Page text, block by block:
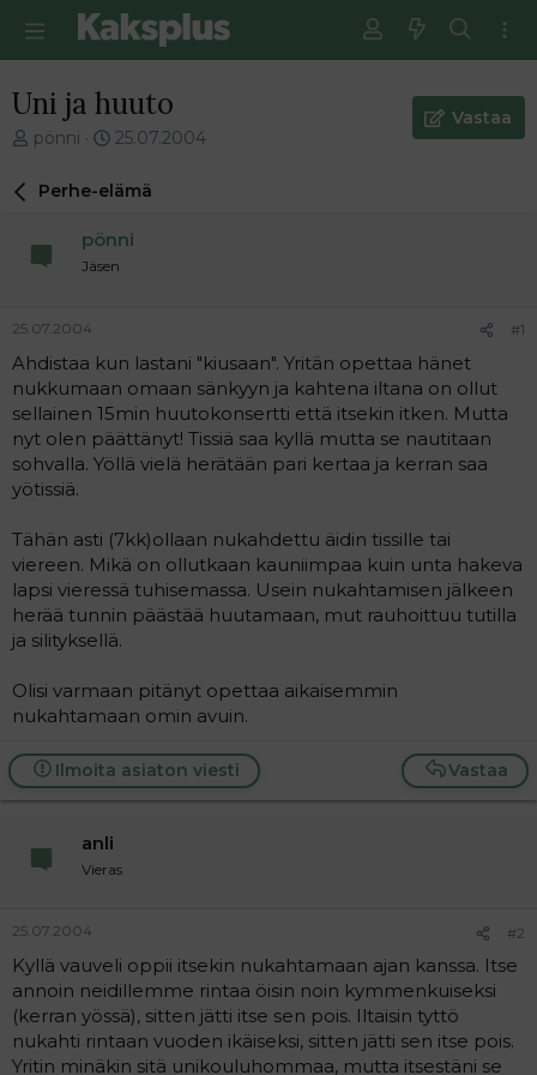
Uni ja huuto
V
e
i
t
u
n
a
l
o
t
a
j
a
pönni
E
s
m
m
ä
n
v
e
s
25.07.2004
Vastaa
Perhe-elämä
pönni
Jäsen
25.07.2004 #1
Ahdistaa kun lastani "kiusaan". Yritän opettaa hänet
nukkumaan omaan sänkyyn ja kahtena iltana on ollut
sellainen 15min huutokonsertti että itsekin itken. Mutta
nyt olen päättänyt! Tissiä saa kyllä mutta se nautitaan
sohvalla. Yöllä vielä herätään pari kertaa ja kerran saa
yötissiä.
Tähän asti (7kk)ollaan nukahdettu äidin tissille tai
viereen. Mikä on ollutkaan kauniimpaa kuin unta hakeva
lapsi vieressä tuhisemassa. Usein nukahtamisen jälkeen
herää tunnin päästää huutamaan, mut rauhoittuu tutilla
ja silityksellä.
Olisi varmaan pitänyt opettaa aikaisemmin
nukahtamaan omin avuin.
Vastaa
Ilmoita asiaton viesti
anli
Vieras
25.07.2004 #2
Kyllä vauveli oppii itsekin nukahtamaan ajan kanssa. Itse
annoin neidillemme rintaa öisin noin kymmenkuiseksi
(kerran yössä), sitten jätti itse sen pois. Iltaisin tyttö
nukahti rintaan vuoden ikäiseksi, sitten jätti sen itse pois.
Yritin minäkin sitä unikouluhommaa, mutta itsestäni se